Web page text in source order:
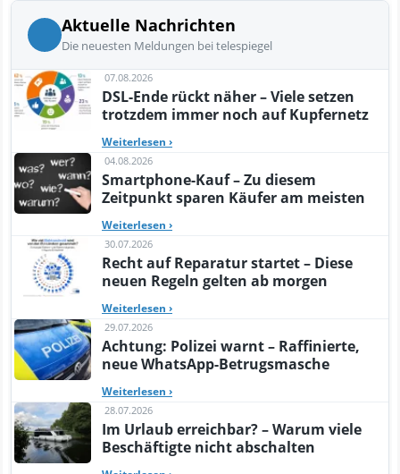
Aktuelle Nachrichten
Die neuesten Meldungen bei telespiegel
07.08.2026
DSL-Ende rückt näher – Viele setzen
trotzdem immer noch auf Kupfernetz
Weiterlesen ›
04.08.2026
Smartphone-Kauf – Zu diesem
Zeitpunkt sparen Käufer am meisten
Weiterlesen ›
30.07.2026
Recht auf Reparatur startet – Diese
neuen Regeln gelten ab morgen
Weiterlesen ›
29.07.2026
Achtung: Polizei warnt – Raffinierte,
neue WhatsApp-Betrugsmasche
Weiterlesen ›
28.07.2026
Im Urlaub erreichbar? – Warum viele
Beschäftigte nicht abschalten